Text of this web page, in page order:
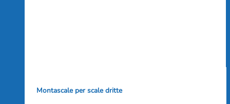
Montascale per scale dritte